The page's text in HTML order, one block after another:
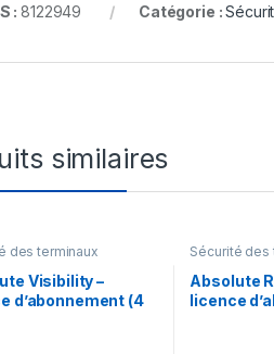
:8122949 Catégorie :
similaires
des terminaux
Visibility –
d’abonnement (4
Sécurité des
Absolute
licence